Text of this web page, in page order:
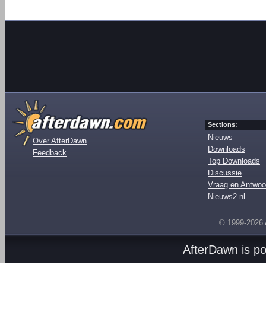
Over AfterDawn
Feedback
Sections:
Nieuws
Downloads
Top Downloads
Discussie
Vraag en
Nieuws2.nl
© 1999-2026
AfterDawn is